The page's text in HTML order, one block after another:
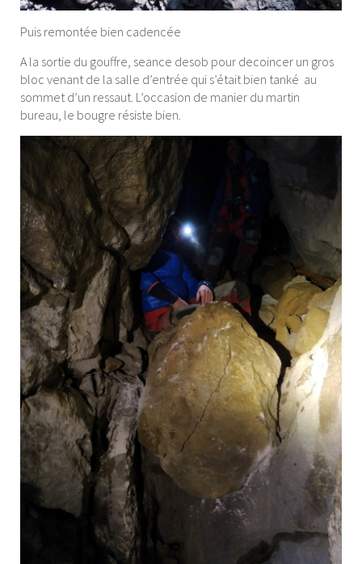
Puis remontée bien cadencée
A la sortie du gouffre, seance desob pour decoincer un gros
bloc venant de la salle d’entrée qui s’était bien tanké au
sommet d’un ressaut. L’occasion de manier du martin
bureau, le bougre résiste bien.